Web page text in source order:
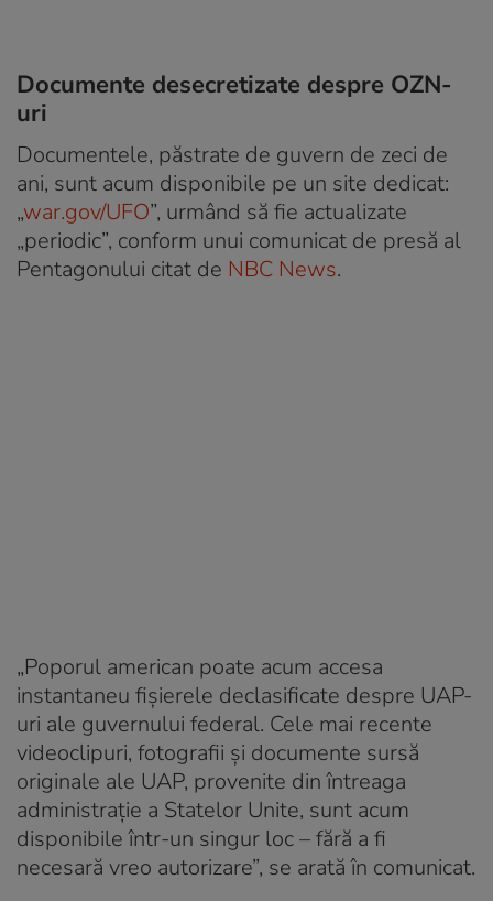
Documente desecretizate despre OZN-
uri
Documentele, păstrate de guvern de zeci de
ani, sunt acum disponibile pe un site dedicat:
„war.gov/UFO”, urmând să fie actualizate
„periodic”, conform unui comunicat de presă al
Pentagonului citat de NBC News.
„Poporul american poate acum accesa
instantaneu fișierele declasificate despre UAP-
uri ale guvernului federal. Cele mai recente
videoclipuri, fotografii și documente sursă
originale ale UAP, provenite din întreaga
administrație a Statelor Unite, sunt acum
disponibile într-un singur loc – fără a fi
necesară vreo autorizare”, se arată în comunicat.